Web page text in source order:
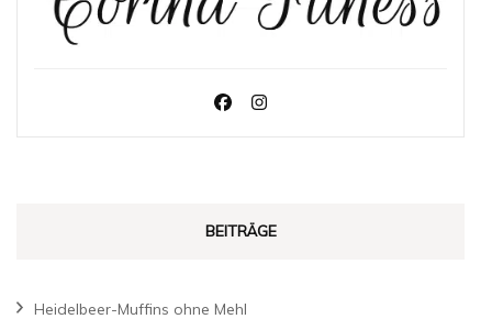
BEITRÄGE
Heidelbeer-Muffins ohne Mehl